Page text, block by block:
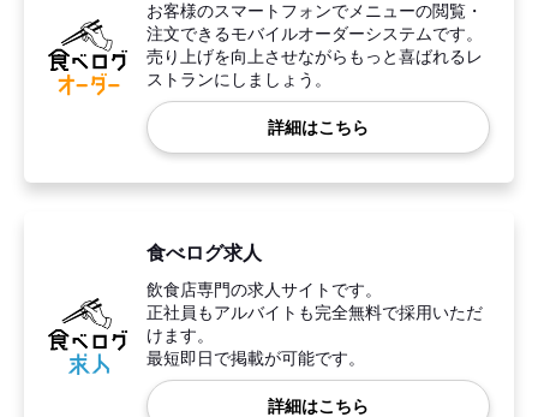
お客様のスマートフォンでメニューの閲覧・
注文できるモバイルオーダーシステムです。
売り上げを向上させながらもっと喜ばれるレ
ストランにしましょう。
詳細はこちら
食べログ求人
飲食店専門の求人サイトです。
正社員もアルバイトも完全無料で採用いただ
けます。
最短即日で掲載が可能です。
詳細はこちら